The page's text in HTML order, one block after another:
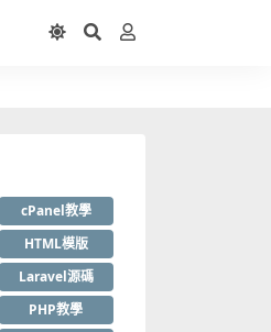
cPanel教學
HTML模版
Laravel源碼
PHP教學